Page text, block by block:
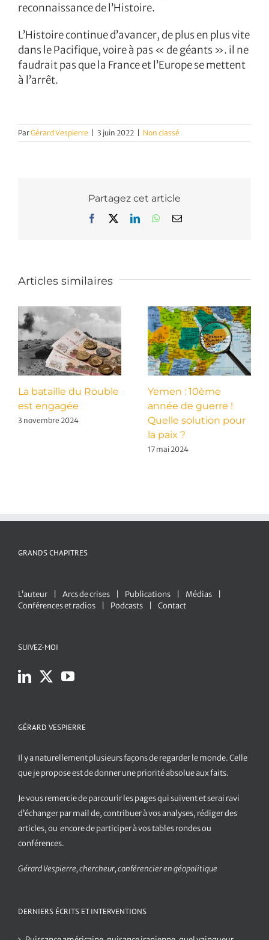
reconnaissance de l’Histoire.
L’Histoire continue d’avancer, de plus en plus vite
dans le Pacifique, voire à pas « de géants ». il ne
faudrait pas que la France et l’Europe se mettent
à l’arrêt.
ParGérard Vespierre | 3 juin 2022 | Non classé
Partagez cet article
Facebook LinkedInWhatsApp
Email
Articles similaires
La bataille du Rouble
est engagée
3 novembre 2024
Yemen : 10ème
année de guerre !
Quelle solution pour
la paix ?
17 mai 2024
GRANDS CHAPITRES
L’auteur Arcs de crises Publications
Médias
Conférences et radios
Podcasts Contact
SUIVEZ-MOI
GÉRARD VESPIERRE
Il y a naturellement plusieurs façons de regarder le monde. Celle
que je propose est de donner une priorité absolue aux faits.
Je vous remercie de parcourir les pages qui suivent et serai ravi
d’échanger par mail de, contribuer à vos analyses, rédiger des
articles, ou encore de participer à vos tables rondes ou
conférences.
Gérard Vespierre, chercheur, conférencier en géopolitique
DERNIERS ÉCRITS ET INTERVENTIONS